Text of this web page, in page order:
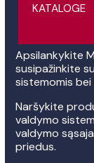
Apsilankykite
susipažinkite
sistemomis
Naršykite
valdymo
valdymo
priedus.
KATALOGE